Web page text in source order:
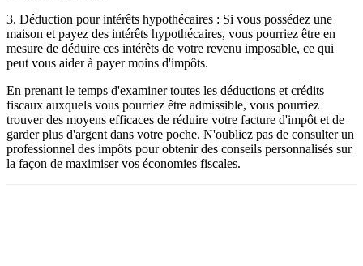
3. Déduction pour intérêts hypothécaires : Si vous possédez une
maison et payez des intérêts hypothécaires, vous pourriez être en
mesure de déduire ces intérêts de votre revenu imposable, ce qui
peut vous aider à payer moins d'impôts.
En prenant le temps d'examiner toutes les déductions et crédits
fiscaux auxquels vous pourriez être admissible, vous pourriez
trouver des moyens efficaces de réduire votre facture d'impôt et de
garder plus d'argent dans votre poche. N'oubliez pas de consulter un
professionnel des impôts pour obtenir des conseils personnalisés sur
la façon de maximiser vos économies fiscales.